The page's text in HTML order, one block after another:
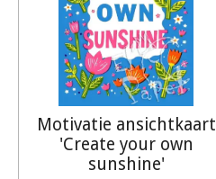
Motivatie ansichtkaart
'Create your own
sunshine'